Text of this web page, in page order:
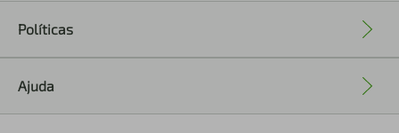
Políticas
Ajuda